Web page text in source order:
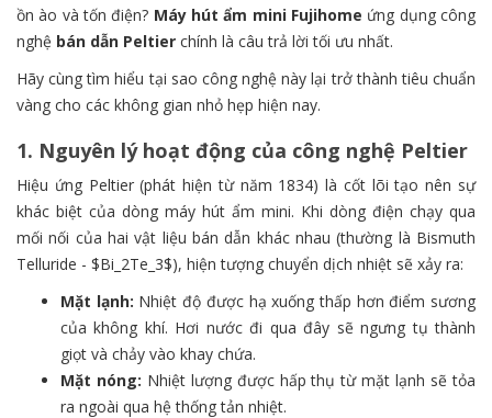
ồn ào và tốn điện? Máy hút ẩm mini Fujihome ứng dụng công
nghệ bán dẫn Peltier chính là câu trả lời tối ưu nhất.
Hãy cùng tìm hiểu tại sao công nghệ này lại trở thành tiêu chuẩn
vàng cho các không gian nhỏ hẹp hiện nay.
1. Nguyên lý hoạt động của công nghệ Peltier
Hiệu ứng Peltier (phát hiện từ năm 1834) là cốt lõi tạo nên sự
khác biệt của dòng máy hút ẩm mini. Khi dòng điện chạy qua
mối nối của hai vật liệu bán dẫn khác nhau (thường là Bismuth
Telluride - $Bi_2Te_3$), hiện tượng chuyển dịch nhiệt sẽ xảy ra:
Mặt lạnh: Nhiệt độ được hạ xuống thấp hơn điểm sương
của không khí. Hơi nước đi qua đây sẽ ngưng tụ thành
giọt và chảy vào khay chứa.
Mặt nóng: Nhiệt lượng được hấp thụ từ mặt lạnh sẽ tỏa
ra ngoài qua hệ thống tản nhiệt.